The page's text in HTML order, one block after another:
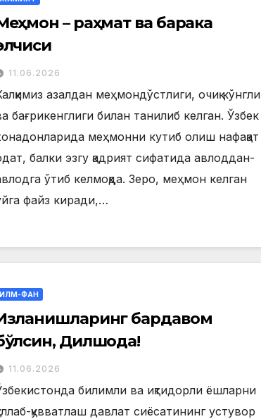
– раҳмат ва барака
11.06.2026
азалдан меҳмондўстлиги, очиқ кўнгли
бағрикенглиги билан танилиб келган. Ўзбек
меҳмонни кутиб олиш нафақат
балки эзгу қадрият сифатида авлоддан-
ўтиб келмоқда. Зеро, меҳмон келган
файз киради,…
ИЛМ-ФАН
бардавом
Дилшода!
11.06.2026
билимли ва иқтидорли ёшларни
қувватлаш давлат сиёсатининг устувор